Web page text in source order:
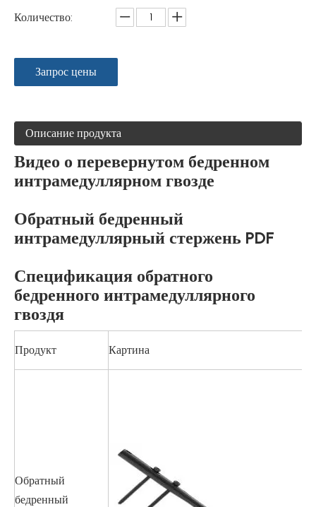
Количество:
Запрос цены
Описание продукта
Видео о перевернутом бедренном
интрамедуллярном гвозде
Обратный бедренный
интрамедуллярный стержень PDF
Спецификация обратного
бедренного интрамедуллярного
гвоздя
Продукт Картина
Обратный
бедренный